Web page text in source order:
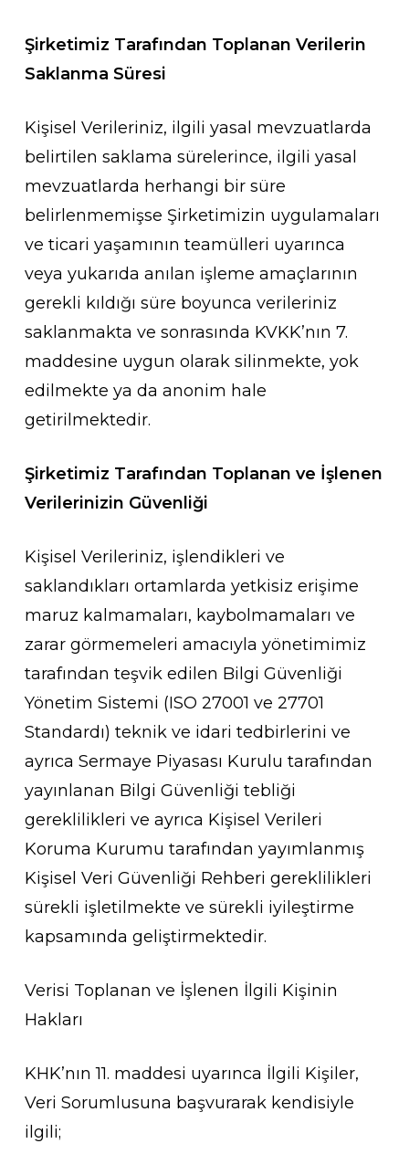
Şirketimiz Tarafından Toplanan Verilerin
Saklanma Süresi
Kişisel Verileriniz, ilgili yasal mevzuatlarda
belirtilen saklama sürelerince, ilgili yasal
mevzuatlarda herhangi bir süre
belirlenmemişse Şirketimizin uygulamaları
ve ticari yaşamının teamülleri uyarınca
veya yukarıda anılan işleme amaçlarının
gerekli kıldığı süre boyunca verileriniz
saklanmakta ve sonrasında KVKK’nın 7.
maddesine uygun olarak silinmekte, yok
edilmekte ya da anonim hale
getirilmektedir.
Şirketimiz Tarafından Toplanan ve İşlenen
Verilerinizin Güvenliği
Kişisel Verileriniz, işlendikleri ve
saklandıkları ortamlarda yetkisiz erişime
maruz kalmamaları, kaybolmamaları ve
zarar görmemeleri amacıyla yönetimimiz
tarafından teşvik edilen Bilgi Güvenliği
Yönetim Sistemi (ISO 27001 ve 27701
Standardı) teknik ve idari tedbirlerini ve
ayrıca Sermaye Piyasası Kurulu tarafından
yayınlanan Bilgi Güvenliği tebliği
gereklilikleri ve ayrıca Kişisel Verileri
Koruma Kurumu tarafından yayımlanmış
Kişisel Veri Güvenliği Rehberi gereklilikleri
sürekli işletilmekte ve sürekli iyileştirme
kapsamında geliştirmektedir.
Verisi Toplanan ve İşlenen İlgili Kişinin
Hakları
KHK’nın 11. maddesi uyarınca İlgili Kişiler,
Veri Sorumlusuna başvurarak kendisiyle
ilgili;